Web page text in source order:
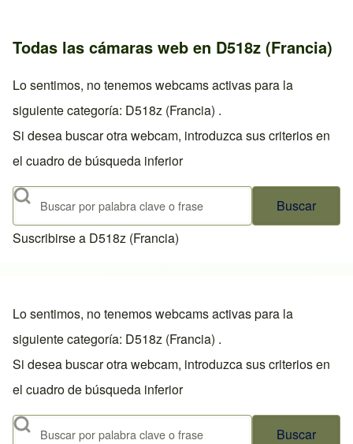
Todas las cámaras web en D518z (Francia)
Lo sentimos, no tenemos webcams activas para la
siguiente categoría: D518z (Francia) .
Si desea buscar otra webcam, introduzca sus criterios en
el cuadro de búsqueda inferior
Buscar
Suscribirse a D518z (Francia)
Lo sentimos, no tenemos webcams activas para la
siguiente categoría: D518z (Francia) .
Si desea buscar otra webcam, introduzca sus criterios en
el cuadro de búsqueda inferior
Buscar